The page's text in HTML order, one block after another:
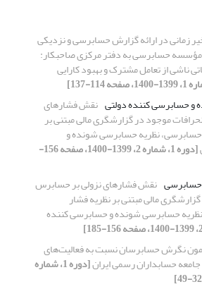
زمانی در ارائه گزارش حسابرسی و نزدیکی
مؤسسه حسابرسی به دفتر مرکزی صاحبکار:
ناشی از تعامل مشترک و بهبود کارایی
حسابرسی کننده دولتی نقش فشارهای
موجود در گزارشگری مالی مبتنی بر
نظریه حسابرسی شونده و
[دوره 1، شماره 2، 1399-1400، صفحه 156-
حسابرسی نقش فشارهای نزولی بر حسابرس
مالی مبتنی بر نظریه فشار
حسابرسی شونده و حسابرسی کننده
نگرش حسابرسان نسبت به فعالیت‌های
جامعه حسابداران رسمی ایران [دوره 1، شماره